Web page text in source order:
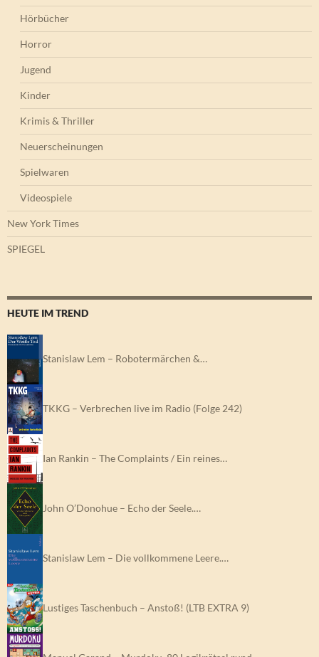
Hörbücher
Horror
Jugend
Kinder
Krimis & Thriller
Neuerscheinungen
Spielwaren
Videospiele
New York Times
SPIEGEL
HEUTE IM TREND
Stanislaw Lem – Robotermärchen &…
TKKG – Verbrechen live im Radio (Folge 242)
Ian Rankin – The Complaints / Ein reines…
John O’Donohue – Echo der Seele.…
Stanislaw Lem – Die vollkommene Leere.…
Lustiges Taschenbuch – Anstoß! (LTB EXTRA 9)